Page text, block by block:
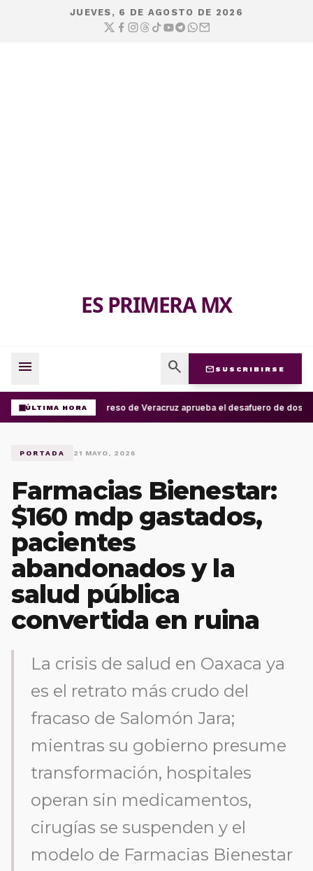
JUEVES, 6 DE AGOSTO DE 2026
ES PRIMERA MX
menu search mail SUSCRIBIRSE
ÚLTIMA HORACongreso de Veracruz aprueba el desafuero de dos
PORTADA 21 MAYO, 2026
Farmacias Bienestar:
$160 mdp gastados,
pacientes
abandonados y la
salud pública
convertida en ruina
La crisis de salud en Oaxaca ya
es el retrato más crudo del
fracaso de Salomón Jara;
mientras su gobierno presume
transformación, hospitales
operan sin medicamentos,
cirugías se suspenden y el
modelo de Farmacias Bienestar